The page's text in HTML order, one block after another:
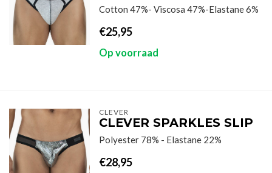
Cotton 47%- Viscosa 47%-Elastane 6%
€25,95
Op voorraad
CLEVER
CLEVER SPARKLES SLIP
Polyester 78% - Elastane 22%
€28,95